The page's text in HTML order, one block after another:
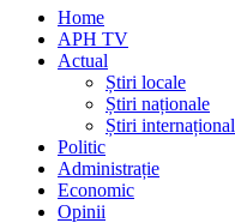
Home
APH TV
Actual
Știri locale
Știri naționale
Știri
Politic
Administrație
Economic
Opinii